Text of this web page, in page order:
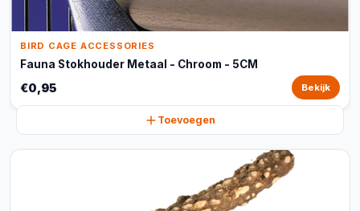
BIRD CAGE ACCESSORIES
Fauna Stokhouder Metaal - Chroom - 5CM
€0,95 Bekijk
Toevoegen